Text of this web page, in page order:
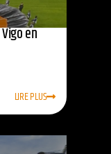
en
LIRE PLUS